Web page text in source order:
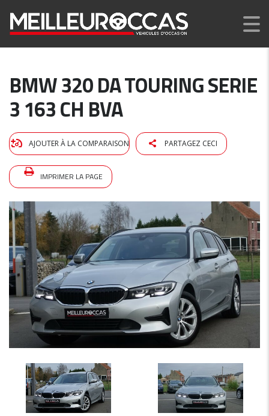
BMW 320 DA TOURING SERIE
3 163 CH BVA
AJOUTER À LA COMPARAISON PARTAGEZ CECI
IMPRIMER LA PAGE